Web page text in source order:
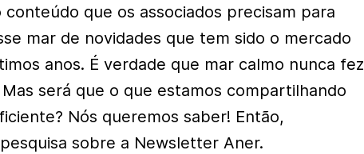
que os associados precisam para
mar de novidades que tem sido o mercado
anos. É verdade que mar calmo nunca fez
será que o que estamos compartilhando
Nós queremos saber! Então,
sobre a Newsletter Aner.